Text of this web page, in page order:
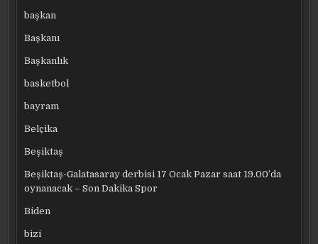
başkan
Başkanı
Başkanlık
basketbol
bayram
Belçika
Beşiktaş
Beşiktaş-Galatasaray derbisi 17 Ocak Pazar saat 19.00’da
oynanacak – Son Dakika Spor
Biden
bizi